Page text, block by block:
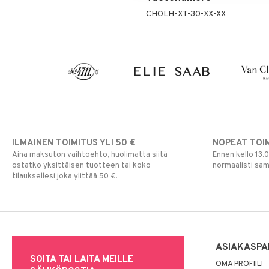
CHOLH-XT-30-XX-XX
ILMAINEN TOIMITUS YLI 50 €
Aina maksuton vaihtoehto, huolimatta siitä
ostatko yksittäisen tuotteen tai koko
tilauksellesi joka ylittää 50 €.
NOPEAT
Ennen kello
normaalisti
SOITA TAI LAITA MEILLE
OMA PROFIILI